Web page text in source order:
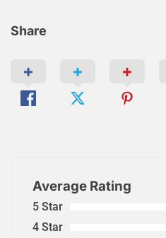
Share
Average Rating
5 Star
4 Star